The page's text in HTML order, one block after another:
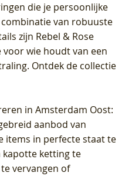
die je persoonlijke
van robuuste
zijn Rebel & Rose
wie houdt van een
Ontdek de collectie
in Amsterdam Oost:
aanbod van
items in perfecte staat te
kapotte ketting te
vervangen of